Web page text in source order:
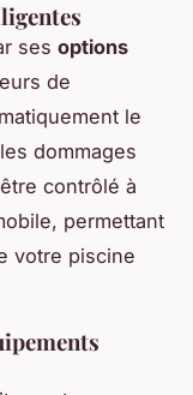
ses options
de
le
dommages
contrôlé à
permettant
votre piscine